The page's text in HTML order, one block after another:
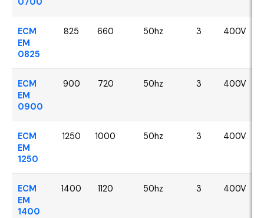
ECM
EM
0825
825 660 50hz 3 400V
ECM
EM
0900
900 720 50hz 3 400V
ECM
EM
1250
1250 1000 50hz 3 400V
ECM
EM
1400
1400 1120 50hz 3 400V